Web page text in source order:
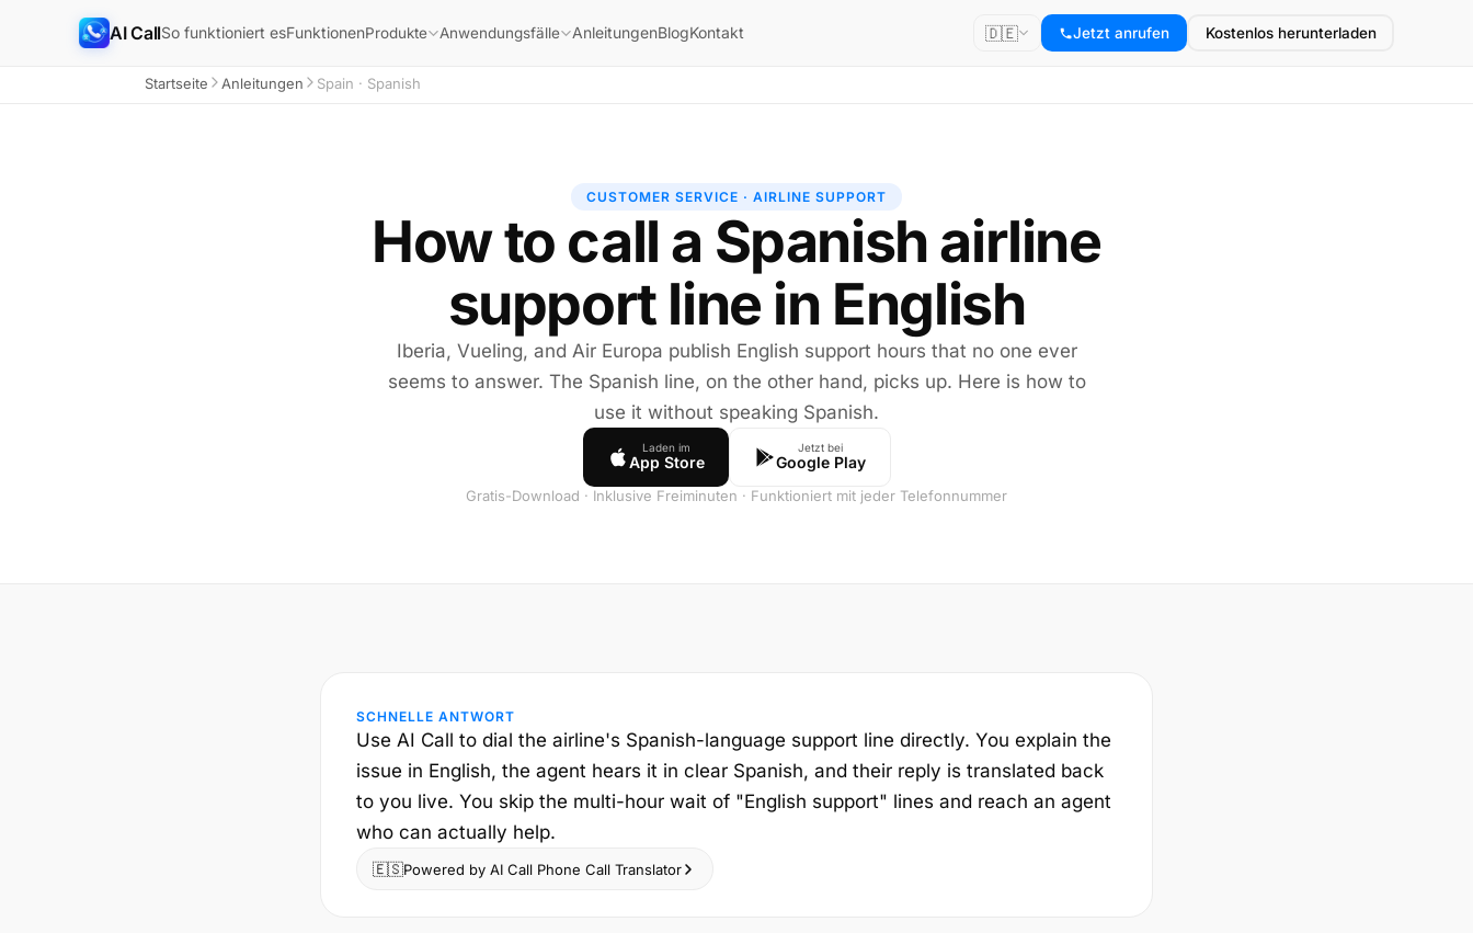
AI CallSo funktioniert esFunktionenProdukte Anwendungsfälle AnleitungenBlogKontakt 🇩🇪 Jetzt anrufen Kostenlos herunterladen
Startseite Anleitungen Spain · Spanish
CUSTOMER SERVICE · AIRLINE SUPPORT
How to call a Spanish airline
support line in English
Iberia, Vueling, and Air Europa publish English support hours that no one ever
seems to answer. The Spanish line, on the other hand, picks up. Here is how to
use it without speaking Spanish.
Laden im
App Store
Jetzt bei
Google Play
Gratis-Download · Inklusive Freiminuten · Funktioniert mit jeder Telefonnummer
SCHNELLE ANTWORT
Use AI Call to dial the airline's Spanish-language support line directly. You explain the
issue in English, the agent hears it in clear Spanish, and their reply is translated back
to you live. You skip the multi-hour wait of "English support" lines and reach an agent
who can actually help.
🇪🇸Powered by AI Call Phone Call Translator